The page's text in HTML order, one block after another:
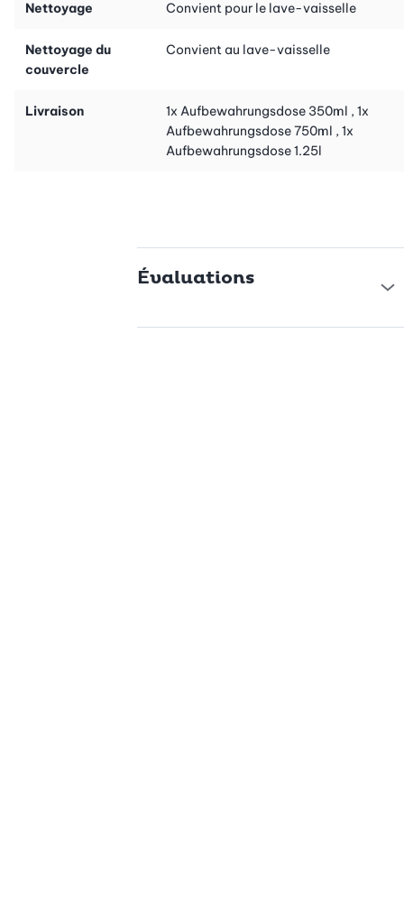
Nettoyage Convient pour le lave-vaisselle
Nettoyage du
couvercle
Convient au lave-vaisselle
Livraison
1x Aufbewahrungsdose 350ml , 1x
Aufbewahrungsdose 750ml , 1x
Aufbewahrungsdose 1.25l
Évaluations